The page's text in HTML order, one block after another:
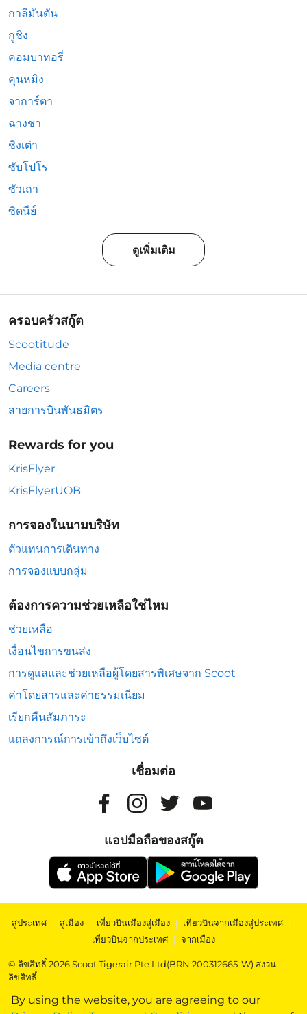
By using the website, you are agreeing to our
กาลีมันตัน
กูชิง
คอมบาทอรี่
คุนหมิง
จาการ์ตา
ฉางชา
ชิงเต่า
ซับโปโร
ซัวเถา
ซิดนีย์
ดูเพิ่มเติม
ครอบครัวสกู๊ต
Scootitude
Media centre
Careers
สายการบินพันธมิตร
Rewards for you
KrisFlyer
KrisFlyerUOB
การจองในนามบริษัท
ตัวแทนการเดินทาง
การจองแบบกลุ่ม
ต้องการความช่วยเหลือใช่ไหม
ช่วยเหลือ
เงื่อนไขการขนส่ง
การดูแลและช่วยเหลือผู้โดยสารพิเศษจาก Scoot
ค่าโดยสารและค่าธรรมเนียม
เรียกคืนสัมภาระ
แถลงการณ์การเข้าถึงเว็บไซต์
เชื่อมต่อ
แอปมือถือของสกู๊ต
สู่ประเทศ | สู่เมือง | เที่ยวบินเมืองสู่เมือง | เที่ยวบินจากเมืองสู่ประเทศ |
เที่ยวบินจากประเทศ | จากเมือง
© ลิขสิทธิ์ 2026 Scoot Tigerair Pte Ltd(BRN 200312665-W) สงวน
ลิขสิทธิ์